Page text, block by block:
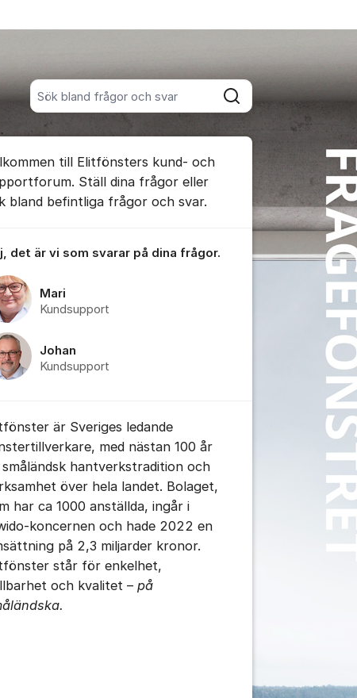
Sök bland alla inlägg
Sök
kommentaren
för inlägg/kommentar
för inlägg/kommentar
till Elitfönsters kund- och
Ställ dina frågor eller
bland befintliga frågor och svar.
det är vi som svarar på dina frågor.
Mari
Kundsupport
Johan
Kundsupport
är Sveriges ledande
med nästan 100 år
hantverkstradition och
över hela landet. Bolaget,
har ca 1000 anställda, ingår i
koncernen och hade 2022 en
på 2,3 miljarder kronor.
står för enkelhet,
och kvalitet – på